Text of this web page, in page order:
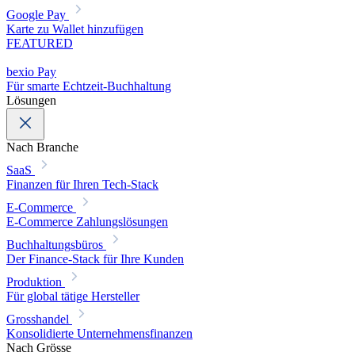
Google Pay
Karte zu Wallet hinzufügen
FEATURED
bexio Pay
Für smarte Echtzeit-Buchhaltung
Lösungen
Nach Branche
SaaS
Finanzen für Ihren Tech-Stack
E-Commerce
E-Commerce Zahlungslösungen
Buchhaltungsbüros
Der Finance-Stack für Ihre Kunden
Produktion
Für global tätige Hersteller
Grosshandel
Konsolidierte Unternehmensfinanzen
Nach Grösse